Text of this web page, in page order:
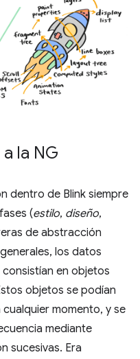
la NG
dentro de Blink siempre
(estilo, diseño,
de abstracción
los datos
en objetos
objetos se podían
momento, y se
mediante
sucesivas. Era